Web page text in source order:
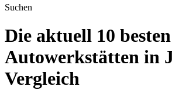
Suchen
Die aktuell 10 besten
Autowerkstätten in
Vergleich